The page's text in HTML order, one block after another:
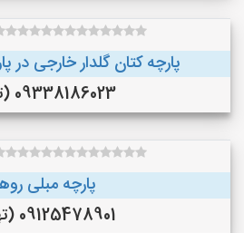
پارچه کتان گلدار خارجی در
09338186023 (تبریز)
پارچه مبلی
09125478901 (تهران)